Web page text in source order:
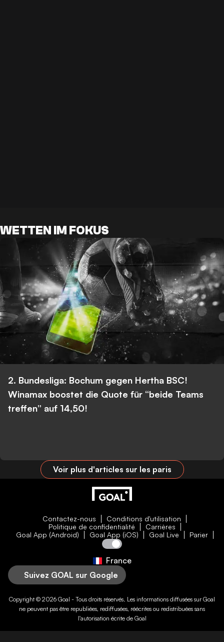
WETTEN IM FOKUS
2. Bundesliga: Bochum gegen Hertha BSC!
Winamax boostet die Quote für “beide Teams
treffen” auf 14,50!
Voir plus d'articles sur les paris
Contactez-nous
Conditions d'utilisation
Politique de confidentialité
Carrières
Goal App (Android)
Goal App (iOS) Goal Live Parier
France
Suivez GOAL sur Google
Copyright © 2026 Goal - Tous droits réservés. Les informations diffusées surGoal
ne peuvent pas être republiées, rediffusées, réécrites ou redistribuées sans
l'autorisation écrite de Goal